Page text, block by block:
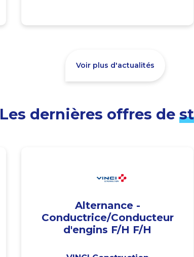
Voir plus d'actualités
Les dernières offres de
Alternance -
Conductrice/Conducteur
d'engins F/H F/H